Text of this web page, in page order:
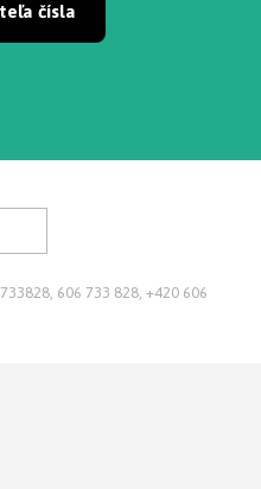
čísla
606 733 828, +420 606